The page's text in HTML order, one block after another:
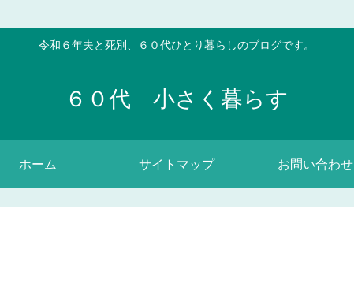
令和６年夫と死別、６０代ひとり暮らしのブログです。
６０代 小さく暮らす
ホーム サイトマップ お問い合わせ